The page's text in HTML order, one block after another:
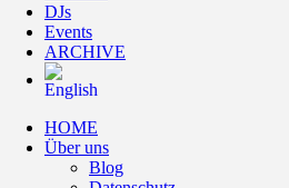
DJs
Events
ARCHIVE
HOME
Über uns
Blog